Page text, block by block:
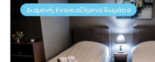
Δεν υπάρχουν ακόμα αξιολογήσεις
Διαμονή, Ενοικιαζόμενα δωμάτια